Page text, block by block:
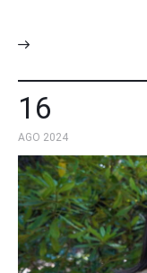
16
AGO 2024